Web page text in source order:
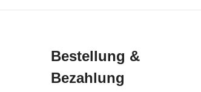
Bestellung &
Bezahlung